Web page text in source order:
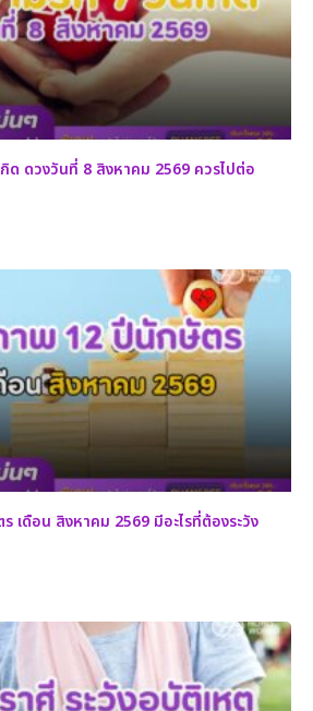
ด ดวงวันที่ 8 สิงหาคม 2569 ควรไปต่อ
เดือน สิงหาคม 2569 มีอะไรที่ต้องระวัง